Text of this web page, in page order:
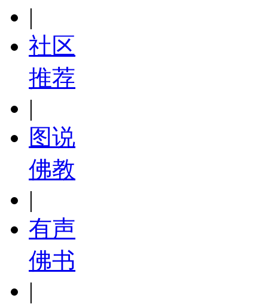
|
社区
推荐
|
图说
佛教
|
有声
佛书
|